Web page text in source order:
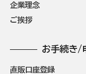
企業理念
ご挨拶
お手続き/
直販口座登録